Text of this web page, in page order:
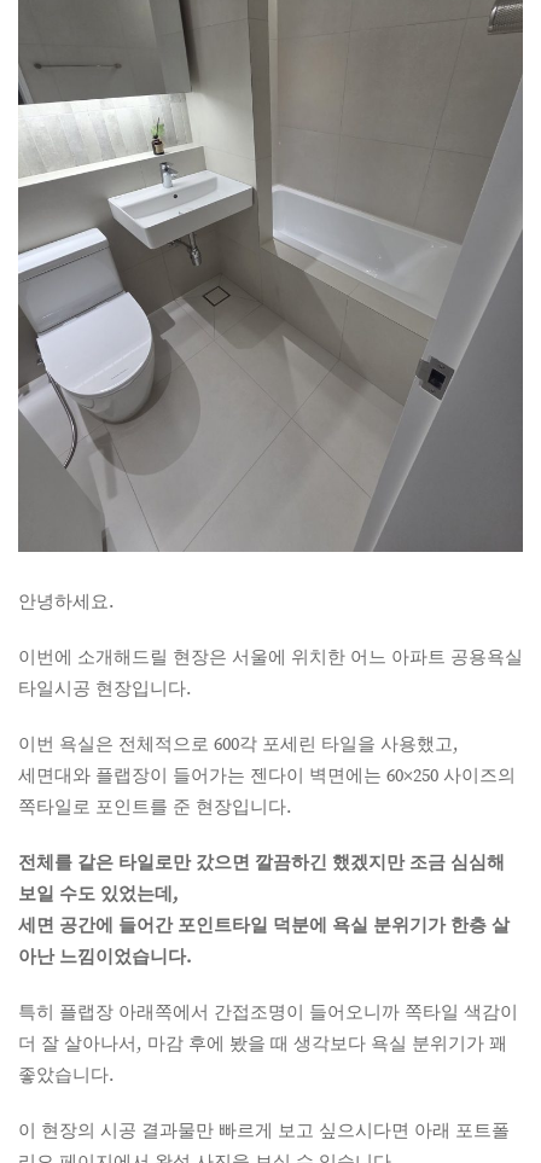
안녕하세요.
이번에 소개해드릴 현장은 서울에 위치한 어느 아파트 공용욕실
타일시공 현장입니다.
이번 욕실은 전체적으로 600각 포세린 타일을 사용했고,
세면대와 플랩장이 들어가는 젠다이 벽면에는 60×250 사이즈의
쪽타일로 포인트를 준 현장입니다.
전체를 같은 타일로만 갔으면 깔끔하긴 했겠지만 조금 심심해
보일 수도 있었는데,
세면 공간에 들어간 포인트타일 덕분에 욕실 분위기가 한층 살
아난 느낌이었습니다.
특히 플랩장 아래쪽에서 간접조명이 들어오니까 쪽타일 색감이
더 잘 살아나서, 마감 후에 봤을 때 생각보다 욕실 분위기가 꽤
좋았습니다.
이 현장의 시공 결과물만 빠르게 보고 싶으시다면 아래 포트폴